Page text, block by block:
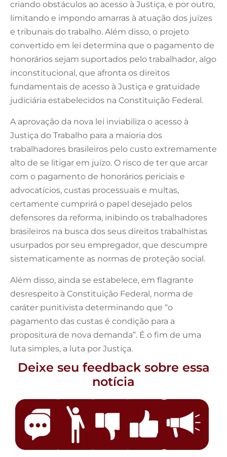
criando obstáculos ao acesso à Justiça, e por outro,
limitando e impondo amarras à atuação dos juízes
e tribunais do trabalho. Além disso, o projeto
convertido em lei determina que o pagamento de
honorários sejam suportados pelo trabalhador, algo
inconstitucional, que afronta os direitos
fundamentais de acesso à Justiça e gratuidade
judiciária estabelecidos na Constituição Federal.
A aprovação da nova lei inviabiliza o acesso à
Justiça do Trabalho para a maioria dos
trabalhadores brasileiros pelo custo extremamente
alto de se litigar em juízo. O risco de ter que arcar
com o pagamento de honorários periciais e
advocatícios, custas processuais e multas,
certamente cumprirá o papel desejado pelos
defensores da reforma, inibindo os trabalhadores
brasileiros na busca dos seus direitos trabalhistas
usurpados por seu empregador, que descumpre
sistematicamente as normas de proteção social.
Além disso, ainda se estabelece, em flagrante
desrespeito à Constituição Federal, norma de
caráter punitivista determinando que “o
pagamento das custas é condição para a
propositura de nova demanda”. É o fim de uma
luta simples, a luta por Justiça.
Deixe seu feedback sobre essa
notícia